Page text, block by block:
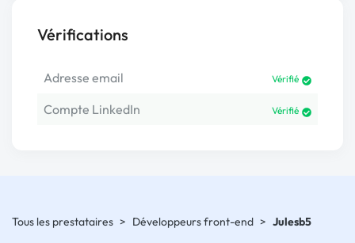
Vérifications
Adresse email Vérifié
Compte LinkedIn Vérifié
Tous les prestataires > Développeurs front-end > Julesb5